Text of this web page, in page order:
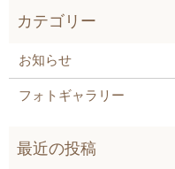
お知らせ
フォトギャラリー